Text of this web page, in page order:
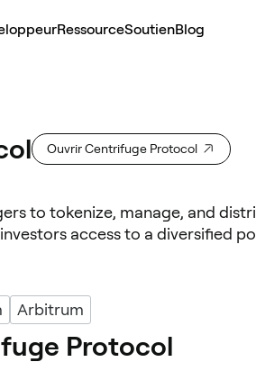
RessourceSoutienBlog
Ouvrir Centrifuge Protocol
to tokenize, manage, and
access to a diversified
Arbitrum
Protocol